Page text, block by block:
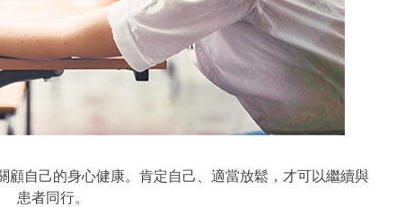
顧自己的身心健康。肯定自己、適當放鬆，才可以繼續與
患者同行。